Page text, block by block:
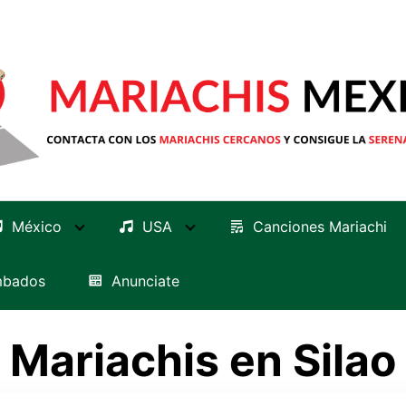
México USA Canciones Mariachi
Anunciate
Mariachis en Silao